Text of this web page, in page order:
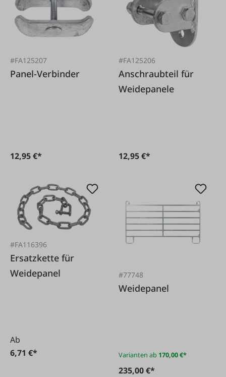
#FA125207
Panel-Verbinder
12,95 €*
#FA125206
Anschraubteil für
Weidepanele
12,95 €*
#FA116396
Ersatzkette für
Weidepanel
Ab
6,71 €*
#77748
Weidepanel
Varianten ab 170,00 €*
235,00 €*